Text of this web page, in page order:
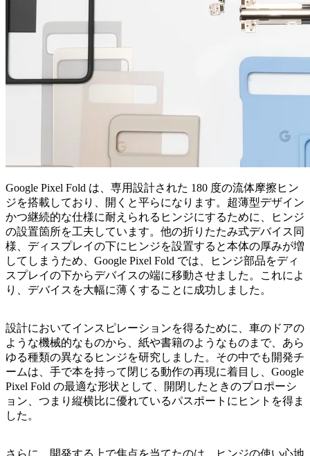
Google Pixel Fold は、専用設計された 180 度の流体摩擦ヒン
ジを搭載しており、開くと平らになります。超薄型デザイン
かつ継続的な仕様に耐えられるヒンジにするために、ヒンジ
の設置箇所を工夫しています。他の折りたたみ式デバイス同
様、ディスプレイの下にヒンジを設置すると本体の厚みが増
してしまうため、Google Pixel Fold では、ヒンジ部品をディ
スプレイの下からデバイスの端に移動させました。これによ
り、デバイスを大幅に薄くすることに成功しました。
設計においてインスピレーションを得るために、車のドアの
ような機械的なものから、紙や書籍のようなものまで、あら
ゆる種類の異なるヒンジを研究しました。その中でも開発チ
ームは、手で本を持って閉じる動作の再現に着目し、Google
Pixel Fold の最適な形状として、開閉したときのプロポーシ
ョン、つまり縦横比に優れているパスポートにヒントを得ま
した。